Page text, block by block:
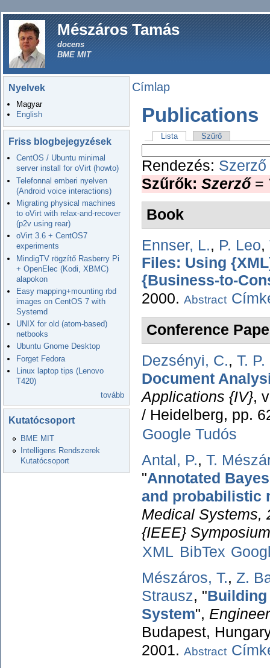
Mészáros Tamás
docens
BME MIT
Nyelvek
Magyar
English
Friss blogbejegyzések
CentOS / Ubuntu minimal
server install for oVirt (howto)
Telefonnal emberi nyelven
(Android voice interactions)
Migrating physical machines
to oVirt with relax-and-recover
(p2v using rear)
oVirt 3.6 + CentOS7
experiments
MindigTV rögzítő Rasberry Pi
+ OpenElec (Kodi, XBMC)
alapokon
Easy mapping+mounting rbd
images on CentOS 7 with
Systemd
UNIX for old (atom-based)
netbooks
Ubuntu Gnome Desktop
Forget Fedora
Linux laptop tips (Lenovo
T420)
tovább
Kutatócsoport
BME MIT
Intelligens Rendszerek
Kutatócsoport
Címlap
Publications
Lista Szűrő
Rendezés: Szerző
Szűrők: Szerző =
Book
Ennser, L., P. Leo,
Files: Using
{Business-to-
2000. Abstract
Conference
Dezsényi, C., T.
Document
Applications {IV},
/ Heidelberg, pp.
Google Tudós
Antal, P., T.
"Annotated
and probabilistic
Medical Systems,
{IEEE}
XML BibTex
Mészáros, T., Z.
Strausz, "Building
System",
Budapest,
2001. Abstract